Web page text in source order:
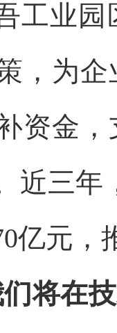
工业
，为
资金
近三年
亿元，
将在